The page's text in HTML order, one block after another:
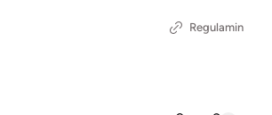
Regulamin